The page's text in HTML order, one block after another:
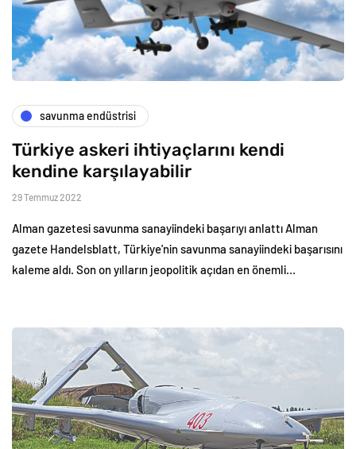
savunma endüstrisi
Türkiye askeri ihtiyaçlarını kendi
kendine karşılayabilir
29 Temmuz 2022
Alman gazetesi savunma sanayiindeki başarıyı anlattı Alman
gazete Handelsblatt, Türkiye'nin savunma sanayiindeki başarısını
kaleme aldı. Son on yılların jeopolitik açıdan en önemli…